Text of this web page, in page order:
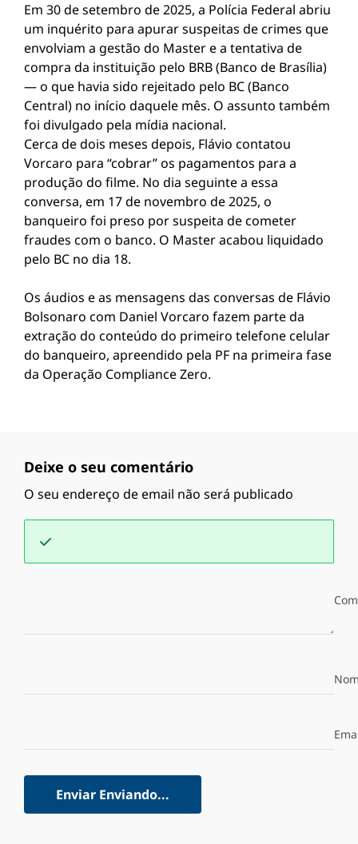
Em 30 de setembro de 2025, a Polícia Federal abriu
um inquérito para apurar suspeitas de crimes que
envolviam a gestão do Master e a tentativa de
compra da instituição pelo BRB (Banco de Brasília)
— o que havia sido rejeitado pelo BC (Banco
Central) no início daquele mês. O assunto também
foi divulgado pela mídia nacional.
Cerca de dois meses depois, Flávio contatou
Vorcaro para “cobrar” os pagamentos para a
produção do filme. No dia seguinte a essa
conversa, em 17 de novembro de 2025, o
banqueiro foi preso por suspeita de cometer
fraudes com o banco. O Master acabou liquidado
pelo BC no dia 18.
Os áudios e as mensagens das conversas de Flávio
Bolsonaro com Daniel Vorcaro fazem parte da
extração do conteúdo do primeiro telefone celular
do banqueiro, apreendido pela PF na primeira fase
da Operação Compliance Zero.
Deixe o seu comentário
O seu endereço de email não será publicado
Enviar Enviando...